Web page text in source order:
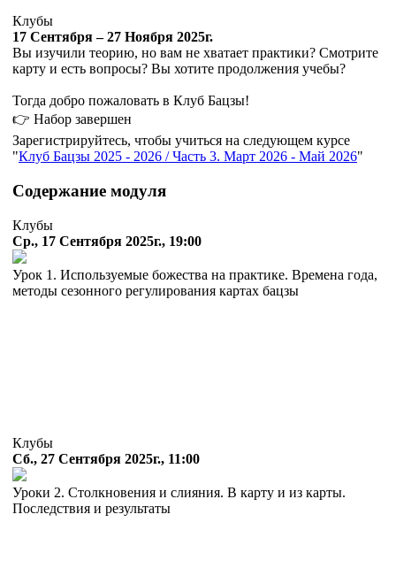
Клубы
17 Сентября – 27 Ноября 2025г.
Вы изучили теорию, но вам не хватает практики? Смотрите
карту и есть вопросы? Вы хотите продолжения учебы?
Тогда добро пожаловать в Клуб Бацзы!
👉 Набор завершен
Зарегистрируйтесь, чтобы учиться на следующем курсе
Клуб Бацзы 2025 - 2026 / Часть 3. Март 2026 - Май 2026
Содержание модуля
Клубы
Ср., 17 Сентября 2025г., 19:00
Урок 1. Используемые божества на практике. Времена года,
методы сезонного регулирования картах бацзы
Клубы
Сб., 27 Сентября 2025г., 11:00
Уроки 2. Столкновения и слияния. В карту и из карты.
Последствия и результаты